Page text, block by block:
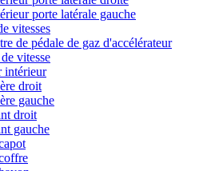
porte latérale gauche
vitesses
de pédale de gaz d'accélérateur
vitesse
intérieur
droit
gauche
droit
gauche